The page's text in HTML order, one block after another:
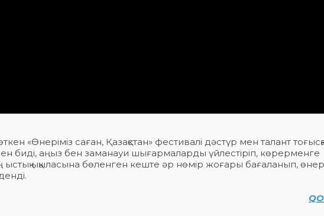
«Өнеріміз саған, Қазақстан» фестивалі дәстүр мен талант
биді, аңыз бен заманауи шығармаларды үйлестіріп, көрерменге
ықыласына бөленген кеште әр нөмір жоғары бағаланып,